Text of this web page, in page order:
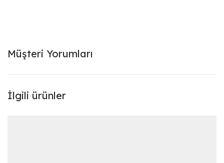
Müşteri Yorumları
İlgili ürünler